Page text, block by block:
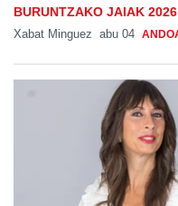
BURUNTZAKO JAIAK 2026
Xabat Minguez abu 04